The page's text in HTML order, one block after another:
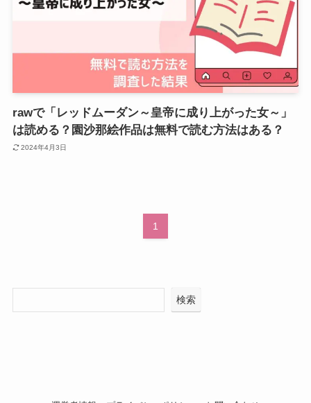
rawで「レッドムーダン～皇帝に成り上がった女～」
は読める？園沙那絵作品は無料で読む方法はある？
2024年4月3日
1
検索